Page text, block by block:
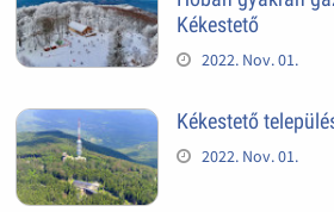
Kékestető
2022. Nov. 01.
Kékestető
2022. Nov. 01.